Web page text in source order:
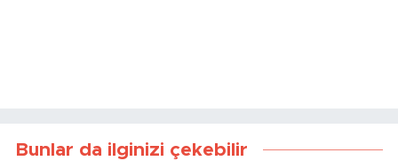
Bunlar da ilginizi çekebilir